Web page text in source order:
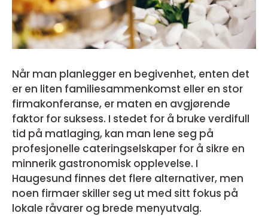
Når man planlegger en begivenhet, enten det
er en liten familiesammenkomst eller en stor
firmakonferanse, er maten en avgjørende
faktor for suksess. I stedet for å bruke verdifull
tid på matlaging, kan man lene seg på
profesjonelle cateringselskaper for å sikre en
minnerik gastronomisk opplevelse. I
Haugesund finnes det flere alternativer, men
noen firmaer skiller seg ut med sitt fokus på
lokale råvarer og brede menyutvalg.